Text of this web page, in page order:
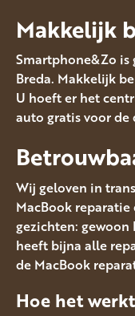
Makkelijk
Smartphone&Zo
Breda. Makkelijk
U hoeft er het
auto gratis voor de
Wij geloven in
MacBook reparatie
gezichten: gewoon
heeft bijna alle
de MacBook
Hoe het werkt